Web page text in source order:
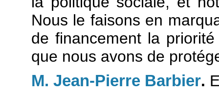
Nous le faisons en
de financement la
que nous avons de
M. Jean-Pierre Barbier.